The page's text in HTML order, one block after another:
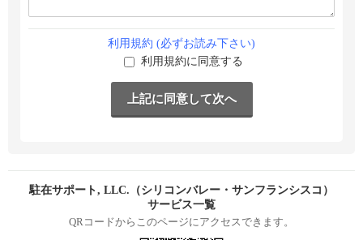
利用規約 (必ずお読み下さい)
利用規約に同意する
駐在サポート, LLC.（シリコンバレー・サンフランシスコ）
サービス一覧
QRコードからこのページにアクセスできます。